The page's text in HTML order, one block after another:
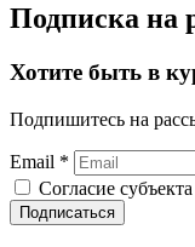
Подписка на
Хотите быть в
Подпишитесь на
Email *
Согласие
Подписаться